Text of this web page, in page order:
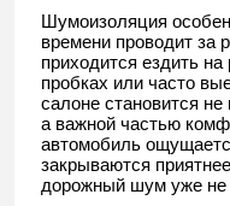
Шумоизоляция
времени проводит за
приходится ездить на
пробках или часто
салоне становится
а важной частью
автомобиль
закрываются
дорожный шум уже не